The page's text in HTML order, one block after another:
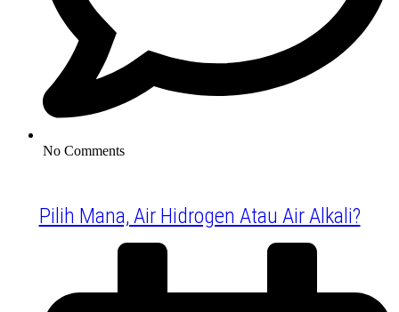
No Comments
Pilih Mana, Air Hidrogen Atau Air Alkali?